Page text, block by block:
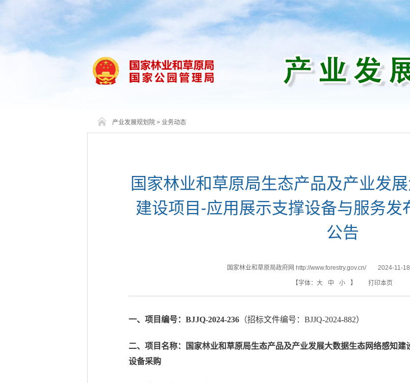
产业发展规划院 > 业务动态
国家林业和草原局生态产品及产业发
建设项目-应用展示支撑设备与服务发
公告
国家林业和草原局政府网 http://www.forestry.gov.cn/ 2024-11-18
【字体： 大 中 小 】 打印本页
一、项目编号：BJJQ-2024-236（招标文件编号：BJJQ-2024-882）
二、项目名称：国家林业和草原局生态产品及产业发展大数据生态网络感知
设备采购